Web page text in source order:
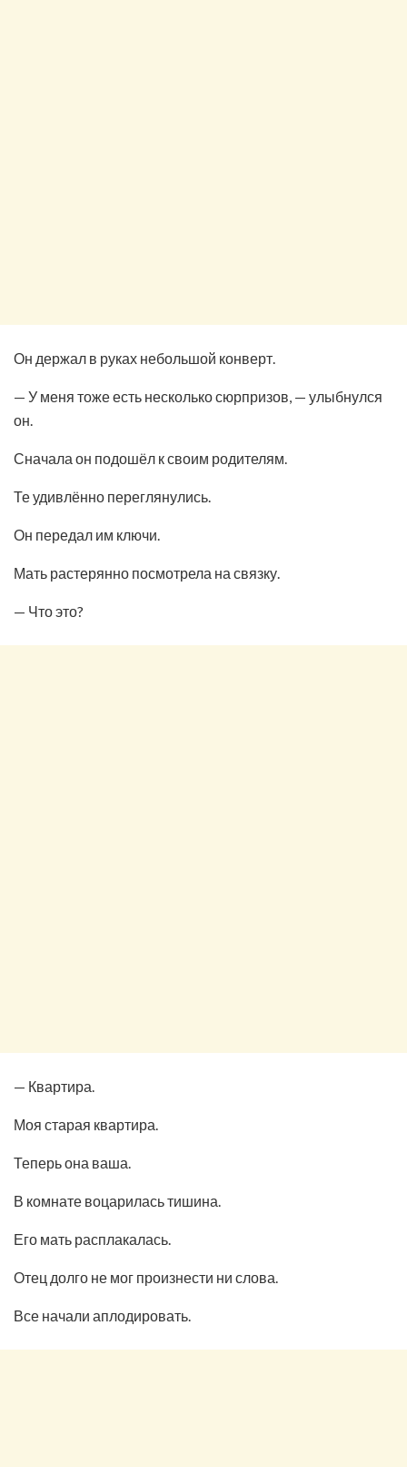
Он держал в руках небольшой конверт.
— У меня тоже есть несколько сюрпризов, — улыбнулся
он.
Сначала он подошёл к своим родителям.
Те удивлённо переглянулись.
Он передал им ключи.
Мать растерянно посмотрела на связку.
— Что это?
— Квартира.
Моя старая квартира.
Теперь она ваша.
В комнате воцарилась тишина.
Его мать расплакалась.
Отец долго не мог произнести ни слова.
Все начали аплодировать.